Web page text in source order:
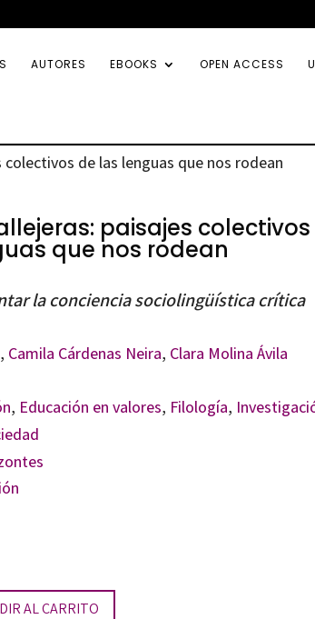
AUTORES EBOOKS OPEN ACCESS
de las lenguas que nos rodean
paisajes colectivos
que nos rodean
la conciencia sociolingüística crítica
, Camila Cárdenas Neira, Clara Molina Ávila
, Educación en valores, Filología,
AL CARRITO